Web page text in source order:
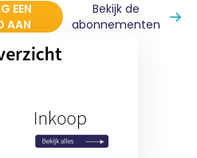
EEN
AAN
Bekijk de
abonnementen